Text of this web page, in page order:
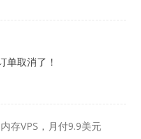
单取消了！
存VPS，月付9.9美元